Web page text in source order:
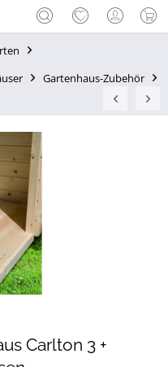
Gartenhaus-Zubehör
Carlton 3 +